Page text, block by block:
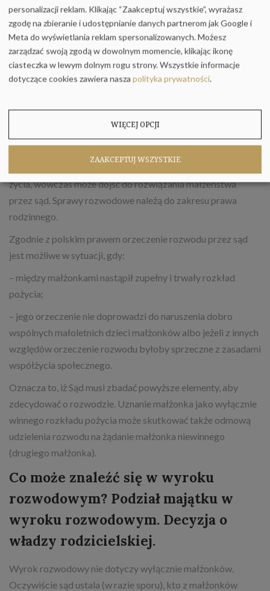
nabiera także odpowiednie zachowanie na sali sądowej,
albowiem to właśnie sąd bada, czy zachodzą przesłanki
skutkujące orzeczeniem rozwodu.
Rozwód Częstochowa kiedy?
Uzyskanie rozwodu nie jest jednak decyzją samych
od związku. Jeśli nie widzi możliwości dalszego wspólnego
życia, wówczas może dojść do rozwiązania małżeństwa
przez sąd. Sprawy rozwodowe należą do zakresu prawa
rodzinnego.
Zgodnie z polskim prawem orzeczenie rozwodu przez sąd
jest możliwe w sytuacji, gdy:
– między małżonkami nastąpił zupełny i trwały rozkład
pożycia;
– jego orzeczenie nie doprowadzi do naruszenia dobro
wspólnych małoletnich dzieci małżonków albo jeżeli z innych
względów orzeczenie rozwodu byłoby sprzeczne z zasadami
współżycia społecznego.
Oznacza to, iż Sąd musi zbadać powyższe elementy, aby
zdecydować o rozwodzie. Uznanie małżonka jako wyłącznie
winnego rozkładu pożycia może skutkować także odmową
udzielenia rozwodu na żądanie małżonka niewinnego
(drugiego małżonka).
Co może znaleźć się w wyroku
rozwodowym? Podział majątku w
wyroku rozwodowym. Decyzja o
władzy rodzicielskiej.
Wyrok rozwodowy nie dotyczy wyłącznie małżonków.
Oczywiście sąd ustala (w razie sporu), kto z małżonków
personalizacji reklam. Klikając “Zaakceptuj wszystkie”, wyrażasz
zgodę na zbieranie i udostępnianie danych partnerom jak Google i
Meta do wyświetlania reklam spersonalizowanych. Możesz
zarządzać swoją zgodą w dowolnym momencie, klikając ikonę
ciasteczka w lewym dolnym rogu strony.Wszystkie informacje
dotyczące cookies zawiera nasza polityka prywatności.
WIĘCEJ OPCJI
ZAAKCEPTUJ WSZYSTKIE